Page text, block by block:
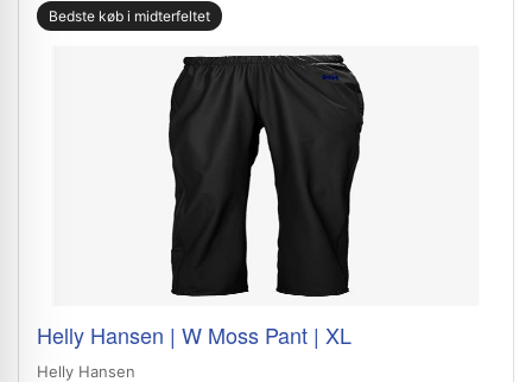
Bedste køb i midterfeltet
Helly Hansen | W Moss Pant | XL
Helly Hansen